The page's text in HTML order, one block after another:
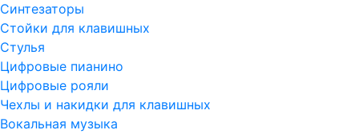
Синтезаторы
Стойки для клавишных
Стулья
Цифровые пианино
Цифровые рояли
Чехлы и накидки для клавишных
Вокальная музыка